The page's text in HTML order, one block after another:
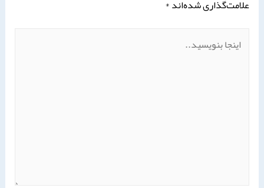
علامت‌گذاری شده‌اند*